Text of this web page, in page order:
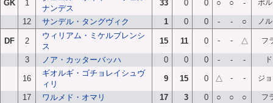
GK 1
ナンデス
33 0 0 ○ ○ - ポ
12 サンデル・タングヴィク 1 0 0 - - ○ ノ
DF 2
ウィリアム・ミケルブレンシ
ス
15 11 0 - - △ フ
3 ノア・カッターバッハ 0 0 0 - - -
16
ギオルギ・ゴチョレイシュヴ
ィリ
9 15 0 △ - - ジ
17 ワルメド・オマリ 17 3 0 ○ ○ ○ フ